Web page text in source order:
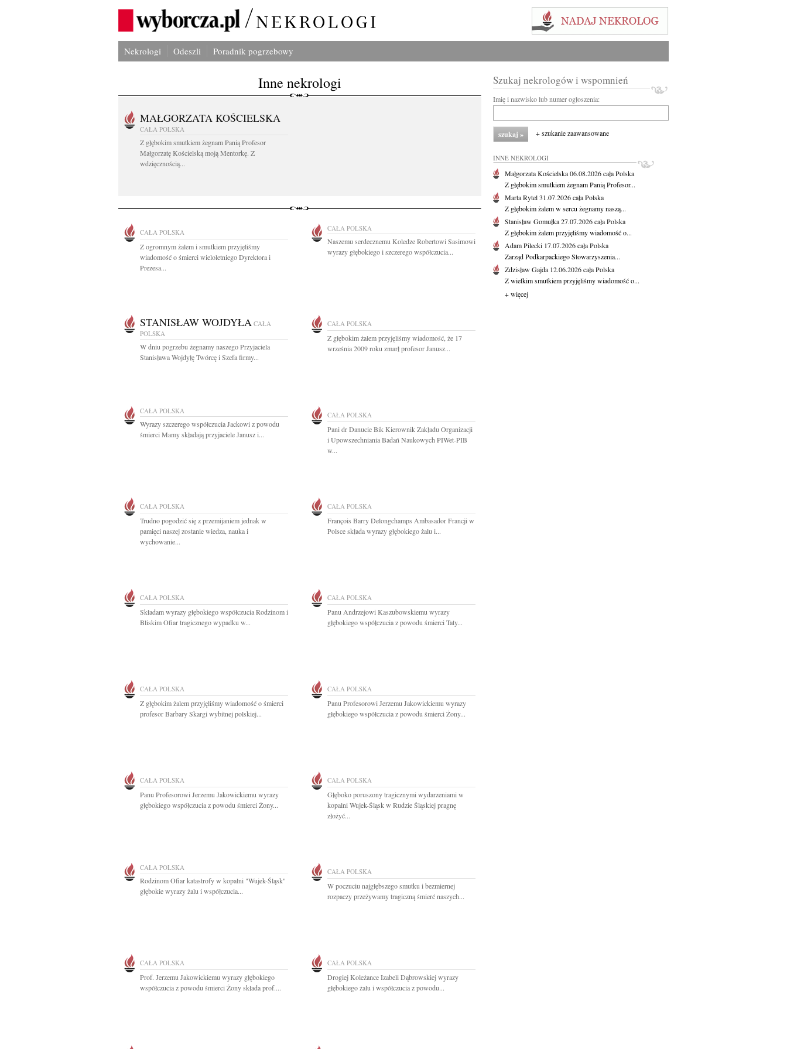
Nekrologi Odeszli Poradnik pogrzebowy
Inne nekrologi
MAŁGORZATA KOŚCIELSKA
CAŁA POLSKA
Z głębokim smutkiem żegnam Panią Profesor
Małgorzatę Kościelską moją Mentorkę. Z
wdzięcznością...
CAŁA POLSKA
Z ogromnym żalem i smutkiem przyjęliśmy
wiadomość o śmierci wieloletniego Dyrektora i
Prezesa...
CAŁA POLSKA
Naszemu serdecznemu Koledze Robertowi Sasimowi
wyrazy głębokiego i szczerego współczucia...
STANISŁAW WOJDYŁA CAŁA
POLSKA
W dniu pogrzebu żegnamy naszego Przyjaciela
Stanisława Wojdyłę Twórcę i Szefa firmy...
CAŁA POLSKA
Z głębokim żalem przyjęliśmy wiadomość, że 17
września 2009 roku zmarł profesor Janusz...
CAŁA POLSKA
Wyrazy szczerego współczucia Jackowi z powodu
śmierci Mamy składają przyjaciele Janusz i...
CAŁA POLSKA
Pani dr Danucie Bik Kierownik Zakładu Organizacji
i Upowszechniania Badań Naukowych PIWet-PIB
w...
CAŁA POLSKA
Trudno pogodzić się z przemijaniem jednak w
pamięci naszej zostanie wiedza, nauka i
wychowanie...
CAŁA POLSKA
François Barry Delongchamps Ambasador Francji w
Polsce składa wyrazy głębokiego żalu i...
CAŁA POLSKA
Składam wyrazy głębokiego współczucia Rodzinom i
Bliskim Ofiar tragicznego wypadku w...
CAŁA POLSKA
Panu Andrzejowi Kaszubowskiemu wyrazy
głębokiego współczucia z powodu śmierci Taty...
CAŁA POLSKA
Z głębokim żalem przyjęliśmy wiadomość o śmierci
profesor Barbary Skargi wybitnej polskiej...
CAŁA POLSKA
Panu Profesorowi Jerzemu Jakowickiemu wyrazy
głębokiego współczucia z powodu śmierci Żony...
CAŁA POLSKA
Panu Profesorowi Jerzemu Jakowickiemu wyrazy
głębokiego współczucia z powodu śmierci Żony...
CAŁA POLSKA
Głęboko poruszony tragicznymi wydarzeniami w
kopalni Wujek-Śląsk w Rudzie Śląskiej pragnę
złożyć...
CAŁA POLSKA
Rodzinom Ofiar katastrofy w kopalni "Wujek-Śląsk"
głębokie wyrazy żalu i współczucia...
CAŁA POLSKA
W poczuciu najgłębszego smutku i bezmiernej
rozpaczy przeżywamy tragiczną śmierć naszych...
CAŁA POLSKA
Prof. Jerzemu Jakowickiemu wyrazy głębokiego
współczucia z powodu śmierci Żony składa prof....
CAŁA POLSKA
Drogiej Koleżance Izabeli Dąbrowskiej wyrazy
głębokiego żalu i współczucia z powodu...
Szukaj nekrologów i wspomnień
Imię i nazwisko lub numer ogłoszenia:
+ szukanie zaawansowane
INNE NEKROLOGI
Małgorzata Kościelska06.08.2026cała Polska
Z głębokim smutkiem żegnam Panią Profesor...
Marta Rytel31.07.2026cała Polska
Z głębokim żalem w sercu żegnamy naszą...
Stanisław Gomułka27.07.2026cała Polska
Z głębokim żalem przyjęliśmy wiadomość o...
Adam Pilecki 17.07.2026cała Polska
Zarząd Podkarpackiego Stowarzyszenia...
Zdzisław Gajda 12.06.2026cała Polska
Z wielkim smutkiem przyjęliśmy wiadomość o...
+ więcej